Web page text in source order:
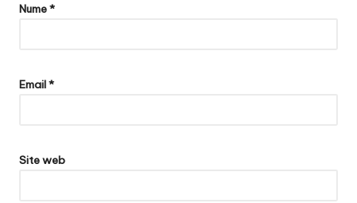
Nume*
Email*
Site web